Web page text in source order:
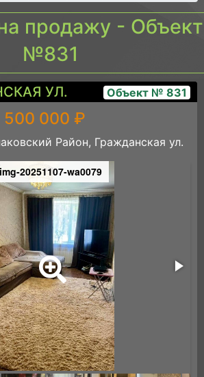
продажу - Объект
№831
УЛ. Объект № 831
500 000 ₽
Район, Гражданская ул.
img-20251107-wa0079